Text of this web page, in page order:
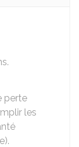
perte
les